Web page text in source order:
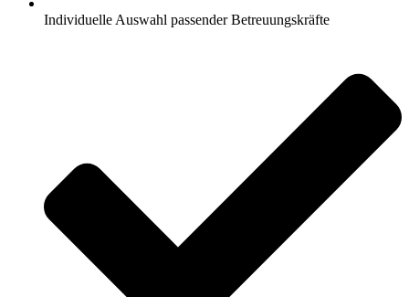
Individuelle Auswahl passender Betreuungskräfte